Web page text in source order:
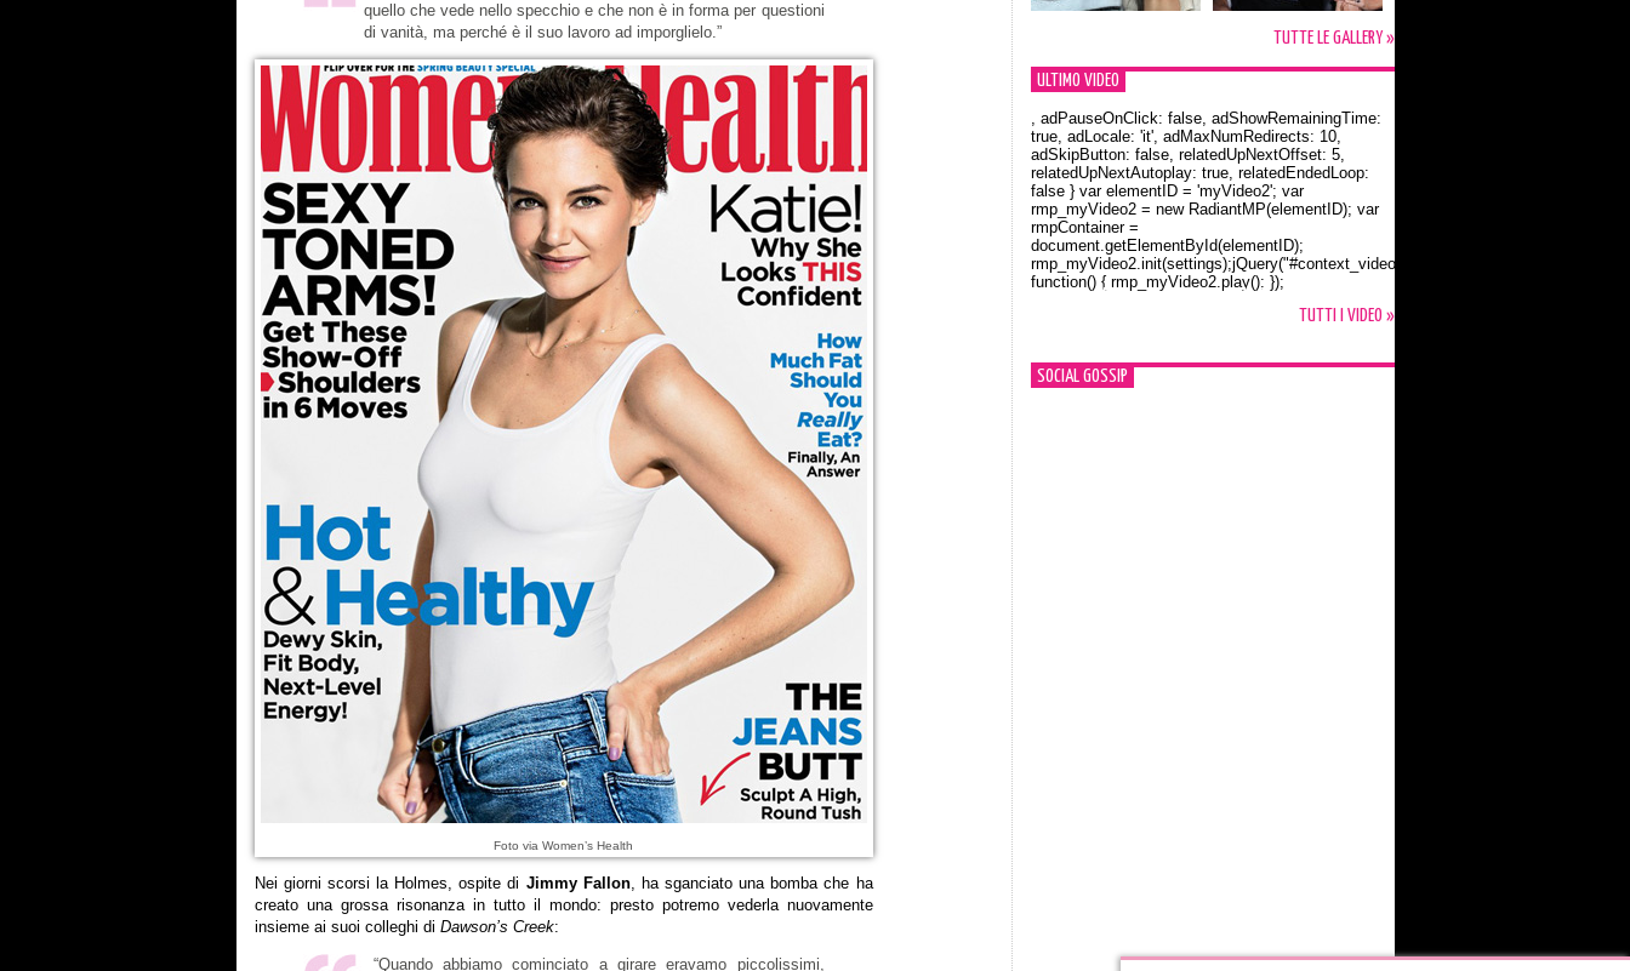
quello che vede nello specchio e che non è in forma per questioni
di vanità, ma perché è il suo lavoro ad imporglielo.”
Foto via Women’s Health
Nei giorni scorsi la Holmes, ospite di Jimmy Fallon, ha sganciato una bomba che ha
creato una grossa risonanza in tutto il mondo: presto potremo vederla nuovamente
insieme ai suoi colleghi di Dawson’s Creek:
“Quando abbiamo cominciato a girare eravamo piccolissimi,
TUTTE LE GALLERY »
ULTIMO VIDEO
Orlando Bloom e la t-shirt dedicata a Flynn
, adPauseOnClick: false, adShowRemainingTime:
true, adLocale: 'it', adMaxNumRedirects: 10,
adSkipButton: false, relatedUpNextOffset: 5,
relatedUpNextAutoplay: true, relatedEndedLoop:
false } var elementID = 'myVideo2'; var
rmp_myVideo2 = new RadiantMP(elementID); var
rmpContainer =
document.getElementById(elementID);
rmp_myVideo2.init(settings);jQuery("#context_video2").one("mouseover",
function() { rmp_myVideo2.play(); });
TUTTI I VIDEO »
SOCIAL GOSSIP